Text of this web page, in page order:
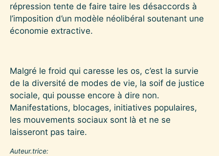
répression tente de faire taire les désaccords à
l’imposition d’un modèle néolibéral soutenant une
économie extractive.
Malgré le froid qui caresse les os, c’est la survie
de la diversité de modes de vie, la soif de justice
sociale, qui pousse encore à dire non.
Manifestations, blocages, initiatives populaires,
les mouvements sociaux sont là et ne se
laisseront pas taire.
Auteur.trice